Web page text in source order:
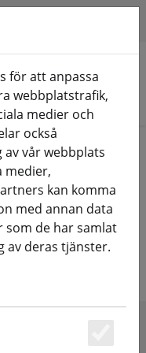
PDB & BEC
för att anpassa
webbplatstrafik,
medier och
också
vår webbplats
medier,
kan komma
med annan data
som de har samlat
av deras tjänster.